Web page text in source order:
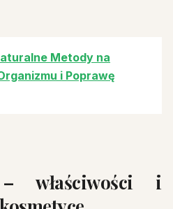
Metody na
i Poprawę
właściwości i